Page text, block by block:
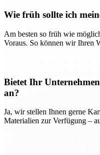
Wie früh sollte ich
Am besten so früh wie
Voraus. So können wir Ihren
Bietet Ihr
an?
Ja, wir stellen Ihnen gerne
Materialien zur Verfügung –